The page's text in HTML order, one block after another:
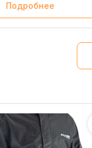
Подробнее